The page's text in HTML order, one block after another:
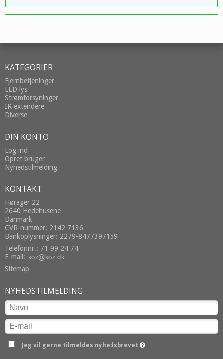
KATEGORIER
Fjernbetjeninger
LED lys
Strømforsyninger
IR extendere
Diverse
DIN KONTO
Log ind
Opret bruger
Nyhedstilmelding
KONTAKT
Hørager 22
2640 Hedehusene
Danmark
CVR-nummer: 2142 7136
Bankoplysninger: 2279-8477397159
Telefonnr.: 71 99 24 74
E-mail :
Sitemap
NYHEDSTILMELDING
Jeg vil gerne tilmeldes nyhedsbrevet